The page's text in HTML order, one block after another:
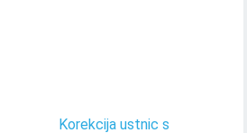
Korekcija ustnic s